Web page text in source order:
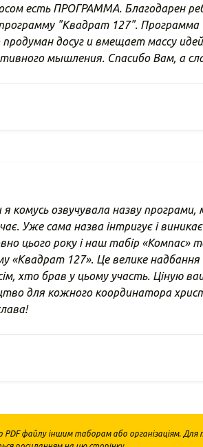
есть ПРОГРАММА. Благодарен
"Квадрат 127". Программа
досуг и вмещает массу
мышления. Спасибо Вам, а
комусь озвучувала назву програми,
Уже сама назва інтригує і
цього року і наш табір «Компас»
«Квадрат 127». Це велике
хто брав у цьому участь. Ціную
для кожного координатора
файлу іншим таборам або організаціям. Для